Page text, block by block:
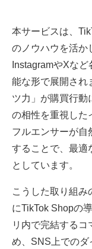
本サービスは、
のノウハウを活か
InstagramやXな
能な形で展開され
ツ力」が購買行動
の相性を重視した
フルエンサーが自
することで、最適
としています。
こうした取り組
にTikTok Shopの
リ内で完結する
め、SNS上でのダ